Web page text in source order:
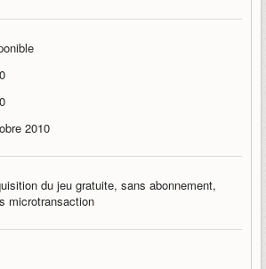
2010
du jeu gratuite, sans abonnement,
microtransaction